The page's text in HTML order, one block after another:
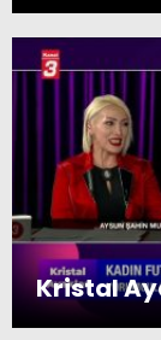
Kristal